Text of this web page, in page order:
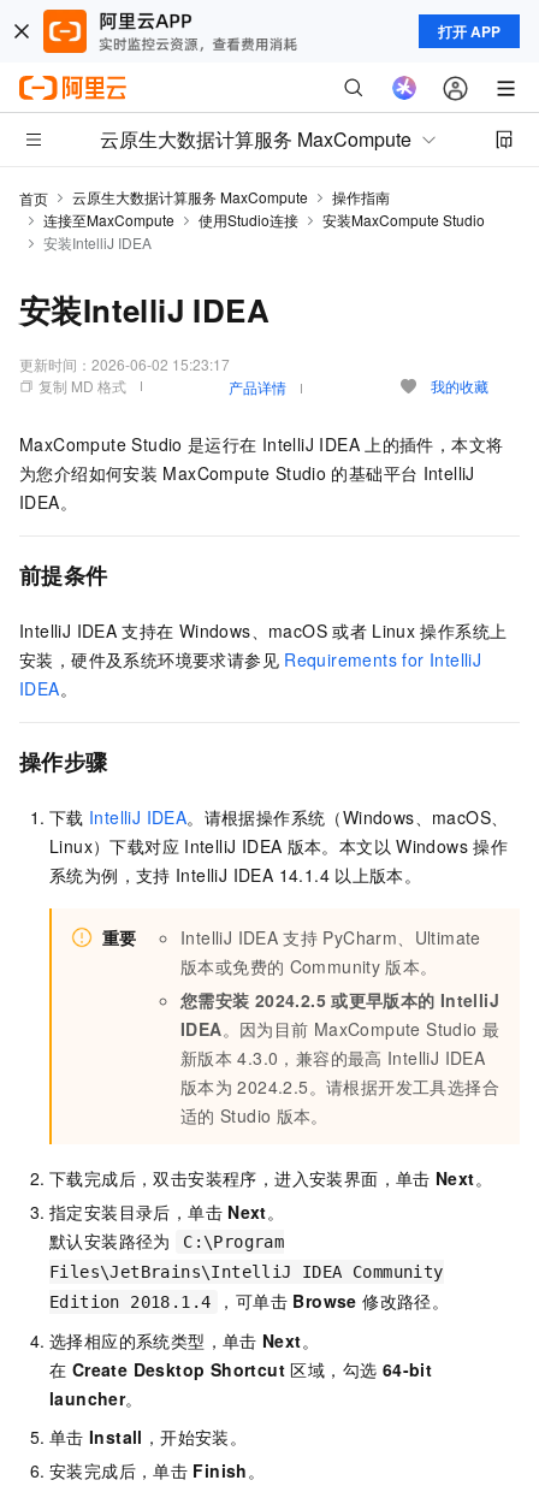
打开 APP
云原生大数据计算服务 MaxCompute
首页 云原生大数据计算服务 MaxCompute
操作指南
连接至MaxCompute
使用Studio连接
安装MaxCompute Studio
安装IntelliJ IDEA
安装IntelliJ IDEA
更新时间： 2026-06-02 15:23:17
复制 MD 格式
产品详情 我的收藏
MaxCompute Studio 是运行在 IntelliJ IDEA 上的插件，本文将
为您介绍如何安装 MaxCompute Studio 的基础平台 IntelliJ
IDEA。
前提条件
IntelliJ IDEA 支持在 Windows、macOS 或者 Linux 操作系统上
安装，硬件及系统环境要求请参见 Requirements for IntelliJ
IDEA。
操作步骤
下载 IntelliJ IDEA。请根据操作系统（Windows、macOS、
Linux）下载对应 IntelliJ IDEA 版本。本文以 Windows 操作
系统为例，支持 IntelliJ IDEA 14.1.4 以上版本。
重要 IntelliJ IDEA 支持 PyCharm、Ultimate
版本或免费的 Community 版本。
您需安装 2024.2.5 或更早版本的 IntelliJ
IDEA。因为目前 MaxCompute Studio 最
新版本 4.3.0，兼容的最高 IntelliJ IDEA
版本为 2024.2.5。请根据开发工具选择合
适的 Studio 版本。
下载完成后，双击安装程序，进入安装界面，单击 Next。
指定安装目录后，单击 Next。
默认安装路径为
C:\Program
Files\JetBrains\IntelliJ IDEA Community
Edition 2018.1.4
，可单击 Browse 修改路径。
选择相应的系统类型，单击 Next。
在 Create Desktop Shortcut 区域，勾选 64-bit
launcher。
单击 Install ，开始安装。
安装完成后，单击 Finish。